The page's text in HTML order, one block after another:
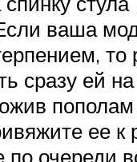
ваша
то
сразу ей
ее к
по очереди